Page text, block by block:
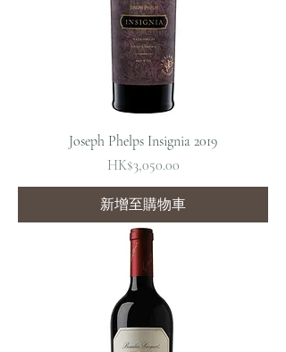
Joseph Phelps Insignia 2019
價格
HK$3,050.00
新增至購物車